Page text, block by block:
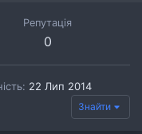
Репутація
0
22 Лип 2014
Знайти